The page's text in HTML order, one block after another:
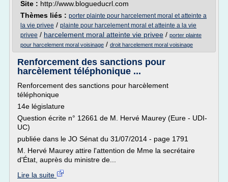
Site : http://www.blogueducrl.com
Thèmes liés : porter plainte pour harcelement moral et atteinte a
la vie privee / plainte pour harcelement moral et atteinte a la vie
privee / harcelement moral atteinte vie privee / porter plainte
pour harcelement moral voisinage / droit harcelement moral voisinage
Renforcement des sanctions pour
harcèlement téléphonique ...
Renforcement des sanctions pour harcèlement
téléphonique
14e législature
Question écrite n° 12661 de M. Hervé Maurey (Eure - UDI-
UC)
publiée dans le JO Sénat du 31/07/2014 - page 1791
M. Hervé Maurey attire l'attention de Mme la secrétaire
d'État, auprès du ministre de...
Lire la suite